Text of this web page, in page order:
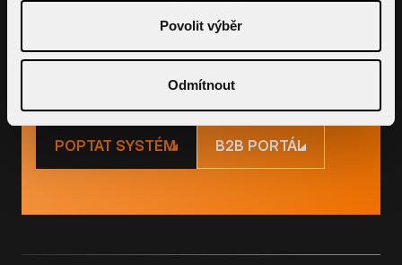
Povolit výběr
Odmítnout
kalkulaci ceny i průtoku
B2B PORTÁL
POPTAT SYSTÉM